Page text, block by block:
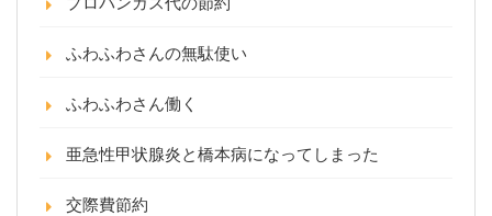
ふわふわさんの無駄使い
ふわふわさん働く
亜急性甲状腺炎と橋本病になってしまった
交際費節約